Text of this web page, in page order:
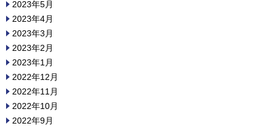
2023年5月
2023年4月
2023年3月
2023年2月
2023年1月
2022年12月
2022年11月
2022年10月
2022年9月